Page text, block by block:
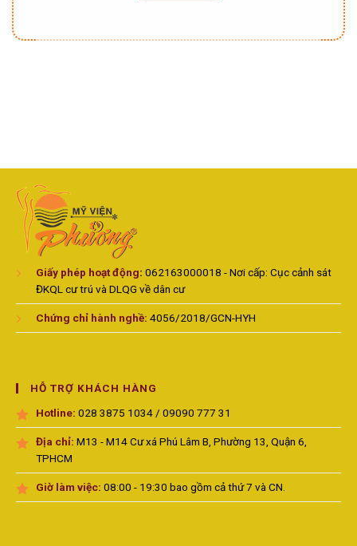
Giấy phép hoạt động: 062163000018 - Nơi cấp: Cục cảnh sát
ĐKQL cư trú và DLQG về dân cư
Chứng chỉ hành nghề: 4056/2018/GCN-HYH
HỖ TRỢ KHÁCH HÀNG
Hotline: 028 3875 1034 / 09090 777 31
Địa chỉ: M13 - M14 Cư xá Phú Lâm B, Phường 13, Quận 6,
TPHCM
Giờ làm việc: 08:00 - 19:30 bao gồm cả thứ 7 và CN.